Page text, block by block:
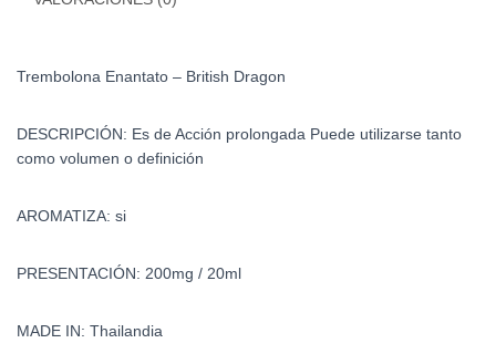
Trembolona Enantato – British Dragon
DESCRIPCIÓN: Es de Acción prolongada Puede utilizarse tanto
como volumen o definición
AROMATIZA: si
PRESENTACIÓN: 200mg / 20ml
MADE IN: Thailandia